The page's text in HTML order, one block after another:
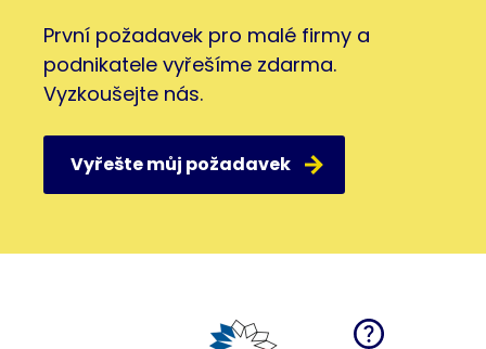
První požadavek pro malé firmy a
podnikatele vyřešíme zdarma.
Vyzkoušejte nás.
Vyřešte můj požadavek